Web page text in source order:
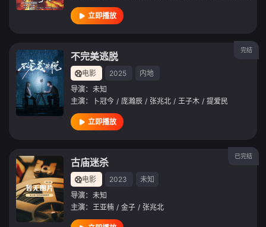
立即播放
完结
不完美逃脱
电影 2025
内地
导演： 未知
主演：
卜冠今 / 庞瀚辰 / 张兆北 / 王子木 / 提爱民
立即播放
已完结
古庙迷杀
电影 2023
未知
导演： 未知
主演： 王亚楠 / 金子 / 张兆北